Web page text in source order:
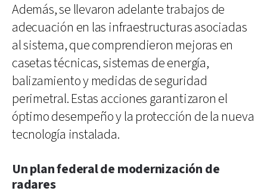
Además, se llevaron adelante trabajos de
adecuación en las infraestructuras asociadas
al sistema, que comprendieron mejoras en
casetas técnicas, sistemas de energía,
balizamiento y medidas de seguridad
perimetral. Estas acciones garantizaron el
óptimo desempeño y la protección de la nueva
tecnología instalada.
Un plan federal de modernización de
radares